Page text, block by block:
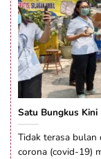
Satu Bungkus Kini
Tidak terasa
corona (covid-19)